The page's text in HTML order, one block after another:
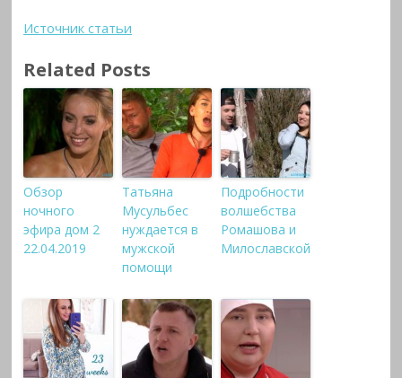
Источник статьи
Related Posts
Обзор
ночного
эфира дом 2
22.04.2019
Татьяна
Мусульбес
нуждается в
мужской
помощи
Подробности
волшебства
Ромашова и
Милославской